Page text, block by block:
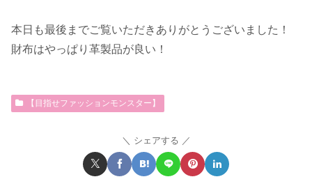
本日も最後までご覧いただきありがとうございました！
財布はやっぱり革製品が良い！
【目指せファッションモンスター】
シェアする